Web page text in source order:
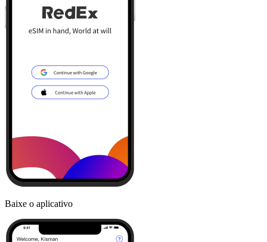
Baixe o aplicativo